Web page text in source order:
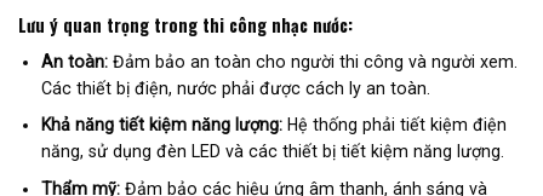
Lưu ý quan trọng trong thi công nhạc nước:
An toàn:Đảm bảo an toàn cho người thi công và người xem.
Các thiết bị điện, nước phải được cách ly an toàn.
Khả năng tiết kiệm năng lượng:Hệ thống phải tiết kiệm điện
năng, sử dụng đèn LED và các thiết bị tiết kiệm năng lượng.
Thẩm mỹ:Đảm bảo các hiệu ứng âm thanh, ánh sáng và